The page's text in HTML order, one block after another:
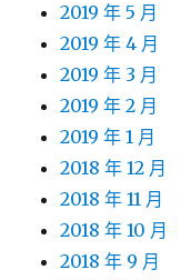
2019 年 5 月
2019 年 4 月
2019 年 3 月
2019 年 2 月
2019 年 1 月
2018 年 12 月
2018 年 11 月
2018 年 10 月
2018 年 9 月